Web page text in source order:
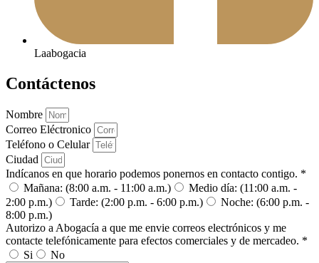
Laabogacia
Contáctenos
Nombre
Correo Eléctronico
Teléfono o Celular
Ciudad
Indícanos en que horario podemos ponernos en contacto contigo. *
Mañana: (8:00 a.m. - 11:00 a.m.)
Medio día: (11:00 a.m. -
2:00 p.m.)
Tarde: (2:00 p.m. - 6:00 p.m.)
Noche: (6:00 p.m. -
8:00 p.m.)
Autorizo a Abogacía a que me envie correos electrónicos y me
contacte telefónicamente para efectos comerciales y de mercadeo. *
Si
No